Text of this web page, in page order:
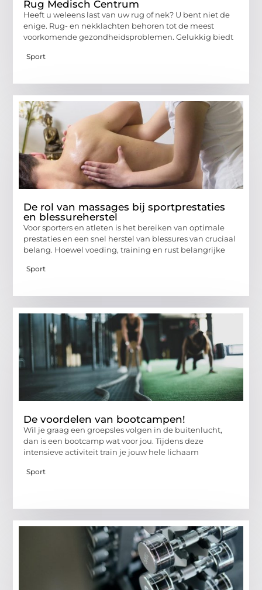
Rug Medisch Centrum
Heeft u weleens last van uw rug of nek? U bent niet de
enige. Rug- en nekklachten behoren tot de meest
voorkomende gezondheidsproblemen. Gelukkig biedt
Sport
De rol van massages bij sportprestaties
en blessureherstel
Voor sporters en atleten is het bereiken van optimale
prestaties en een snel herstel van blessures van cruciaal
belang. Hoewel voeding, training en rust belangrijke
Sport
De voordelen van bootcampen!
Wil je graag een groepsles volgen in de buitenlucht,
dan is een bootcamp wat voor jou. Tijdens deze
intensieve activiteit train je jouw hele lichaam
Sport